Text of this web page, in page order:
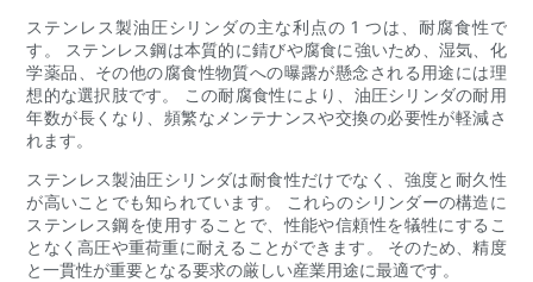
ステンレス製油圧シリンダの主な利点の 1 つは、耐腐食性で
す。 ステンレス鋼は本質的に錆びや腐食に強いため、湿気、化
学薬品、その他の腐食性物質への曝露が懸念される用途には理
想的な選択肢です。 この耐腐食性により、油圧シリンダの耐用
年数が長くなり、頻繁なメンテナンスや交換の必要性が軽減さ
れます。
ステンレス製油圧シリンダは耐食性だけでなく、強度と耐久性
が高いことでも知られています。 これらのシリンダーの構造に
ステンレス鋼を使用することで、性能や信頼性を犠牲にするこ
となく高圧や重荷重に耐えることができます。 そのため、精度
と一貫性が重要となる要求の厳しい産業用途に最適です。